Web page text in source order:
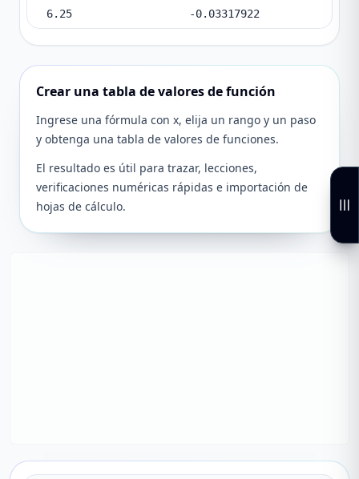
6.25 -0.03317922
Crear una tabla de valores de función
Ingrese una fórmula con x, elija un rango y un paso
y obtenga una tabla de valores de funciones.
El resultado es útil para trazar, lecciones,
verificaciones numéricas rápidas e importación de
hojas de cálculo.